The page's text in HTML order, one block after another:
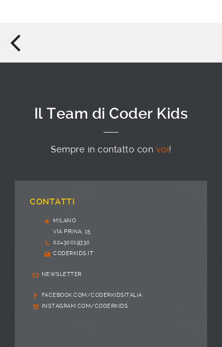
Il Team di Coder Kids
Sempre in contatto convoi!
CONTATTI
MILANO
VIA PRINA, 15
02430019330
CODERKIDS.IT
NEWSLETTER
FACEBOOK.COM/CODERKIDSITALIA
INSTAGRAM.COM/CODERKIDS